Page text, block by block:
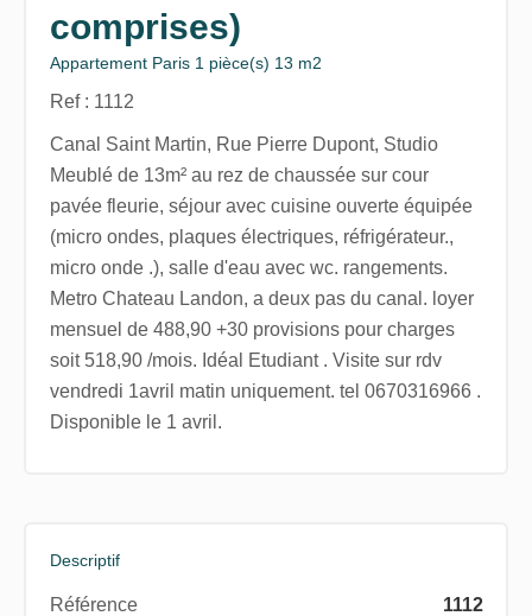
comprises)
Appartement Paris 1 pièce(s) 13 m2
Ref : 1112
Canal Saint Martin, Rue Pierre Dupont, Studio
Meublé de 13m² au rez de chaussée sur cour
pavée fleurie, séjour avec cuisine ouverte équipée
(micro ondes, plaques électriques, réfrigérateur.,
micro onde .), salle d'eau avec wc. rangements.
Metro Chateau Landon, a deux pas du canal. loyer
mensuel de 488,90 +30 provisions pour charges
soit 518,90 /mois. Idéal Etudiant . Visite sur rdv
vendredi 1avril matin uniquement. tel 0670316966 .
Disponible le 1 avril.
Descriptif
Référence 1112